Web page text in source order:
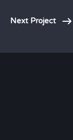
Next Project